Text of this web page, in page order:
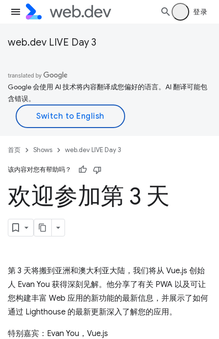
登录
web.dev LIVE Day 3
Google 会使用 AI 技术将内容翻译成您偏好的语言。AI 翻译可能包
含错误。
首页 Shows web.dev LIVE Day 3
该内容对您有帮助吗？
欢迎参加第 3 天
第 3 天将搬到亚洲和澳大利亚大陆，我们将从 Vue.js 创始
人 Evan You 获得深刻见解。他分享了有关 PWA 以及可让
您构建丰富 Web 应用的新功能的最新信息，并展示了如何
通过 Lighthouse 的最新更新深入了解您的应用。
特别嘉宾：Evan You，Vue.js